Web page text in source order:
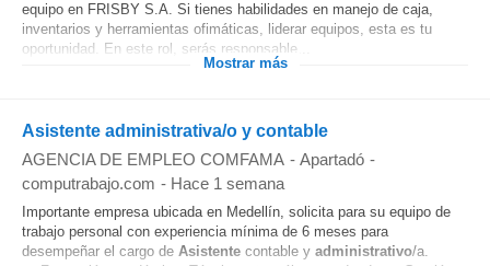
equipo en FRISBY S.A. Si tienes habilidades en manejo de caja,
inventarios y herramientas ofimáticas, liderar equipos, esta es tu
oportunidad. En este rol, serás responsable...
Mostrar más
Asistente administrativa/o y contable
AGENCIA DE EMPLEO COMFAMA - Apartadó -
computrabajo.com - Hace 1 semana
Importante empresa ubicada en Medellín, solicita para su equipo de
trabajo personal con experiencia mínima de 6 meses para
desempeñar el cargo de Asistente contable y administrativo/a.